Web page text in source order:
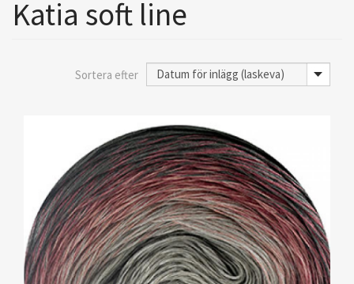
Katia soft line
Sortera efter